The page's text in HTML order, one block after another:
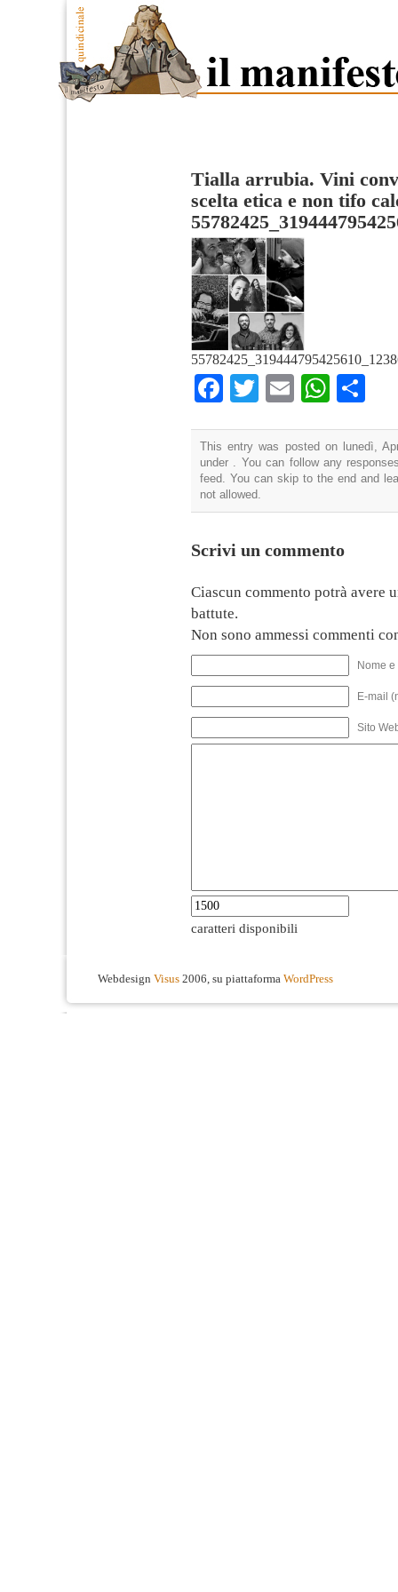
Tialla arrubia. Vini
scelta etica e non tifo
Facebook
TwitterEmail
This entry was posted on lunedì,
under . You can follow any
feed. You can skip to the end and
not allowed.
Scrivi un commento
Ciascun commento potrà avere
battute.
Non sono ammessi commenti
Nome
E-mail
Sito
caratteri disponibili
Webdesign Visus 2006, su piattaforma WordPress